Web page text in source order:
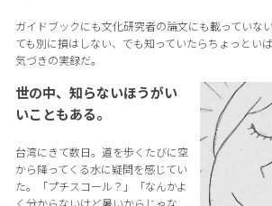
ガイドブックにも文化研究者の論文にも載っていな
ても別に損はしない、でも知っていたらちょっとい
気づきの実録だ。
世の中、知らないほうがい
いこともある。
台湾にきて数日。道を歩くたびに空
から降ってくる水に疑問を感じてい
た。「プチスコール？」「なんかよ
く分からないけど暑いからじゃな